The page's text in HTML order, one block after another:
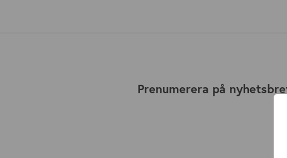
Prenumerera på